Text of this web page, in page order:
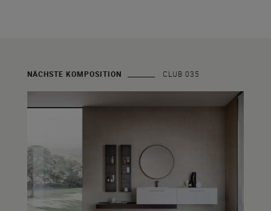
NÄCHSTE KOMPOSITION CLUB 035